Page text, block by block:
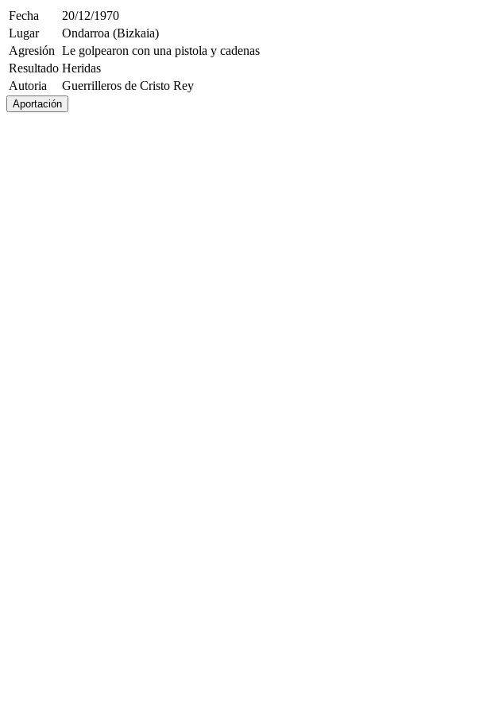
Fecha
20/12/1970
Lugar
Ondarroa (Bizkaia)
Agresión Le golpearon con una pistola y cadenas
Resultado Heridas
Autoria
Guerrilleros de Cristo Rey